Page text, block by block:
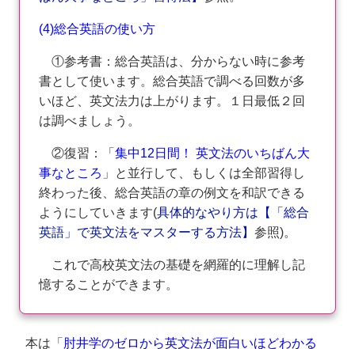
(4)総合英語の使い方
①参考書：総合英語は、分からない時に参考
書として使います。総合英語で調べる回数が多
いほど、英文法力は上がります。１日最低２回
は調べましょう。
②復習：「 集中12日間！ 英文法のいちばん大
事なところ 」と並行して、もしくは全部習得し
終わった後、総合英語の章の例文を和訳できる
ようにしていきます(具体的なやり方は【「総合
英語」で英文法をマスターする方法】 参照)。
これで高校英文法の基礎を網羅的に理解し記
憶することができます。
本は「 肘井学のゼロから英文法が面白いほどわかる